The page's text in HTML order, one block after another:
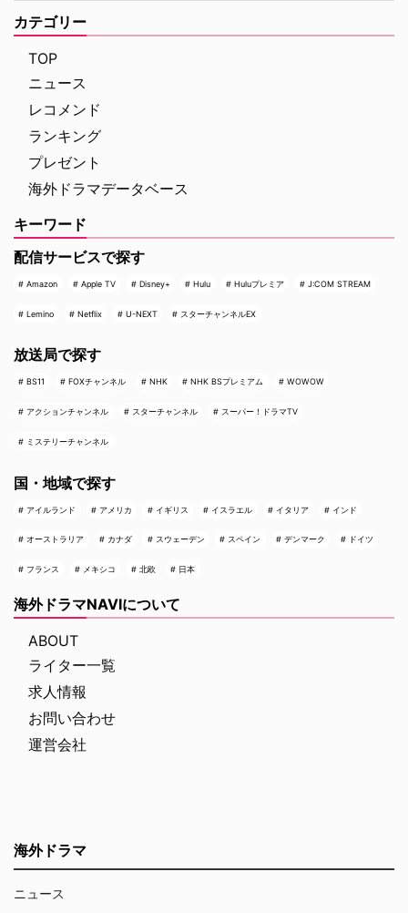
カテゴリー
TOP
ニュース
レコメンド
ランキング
プレゼント
海外ドラマデータベース
キーワード
配信サービスで探す
Amazon Apple TV Disney+ Hulu Huluプレミア J:COM STREAM
Lemino Netflix U-NEXT スターチャンネルEX
放送局で探す
BS11 FOXチャンネル NHK NHK BSプレミアム WOWOW
アクションチャンネル スターチャンネル スーパー！ドラマTV
ミステリーチャンネル
国・地域で探す
アイルランド アメリカ イギリス イスラエル イタリア インド
オーストラリア カナダ スウェーデン スペイン デンマーク ドイツ
フランス メキシコ 北欧 日本
海外ドラマNAVIについて
ABOUT
ライター一覧
求人情報
お問い合わせ
運営会社
海外ドラマ
ニュース